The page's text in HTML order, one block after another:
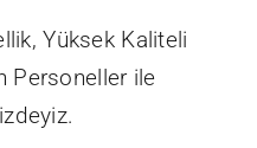
Yüksek Kaliteli
Personeller ile